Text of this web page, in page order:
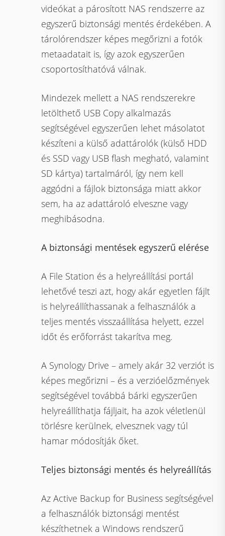
videókat a párosított NAS rendszerre az
egyszerű biztonsági mentés érdekében. A
tárolórendszer képes megőrizni a fotók
metaadatait is, így azok egyszerűen
csoportosíthatóvá válnak.
Mindezek mellett a NAS rendszerekre
letölthető USB Copy alkalmazás
segítségével egyszerűen lehet másolatot
készíteni a külső adattárolók (külső HDD
és SSD vagy USB flash megható, valamint
SD kártya) tartalmáról, így nem kell
aggódni a fájlok biztonsága miatt akkor
sem, ha az adattároló elveszne vagy
meghibásodna.
A biztonsági mentések egyszerű elérése
A File Station és a helyreállítási portál
lehetővé teszi azt, hogy akár egyetlen fájlt
is helyreállíthassanak a felhasználók a
teljes mentés visszaállítása helyett, ezzel
időt és erőforrást takarítva meg.
A Synology Drive – amely akár 32 verziót is
képes megőrizni – és a verzióelőzmények
segítségével továbbá bárki egyszerűen
helyreállíthatja fájljait, ha azok véletlenül
törlésre kerülnek, elvesznek vagy túl
hamar módosítják őket.
Teljes biztonsági mentés és helyreállítás
Az Active Backup for Business segítségével
a felhasználók biztonsági mentést
készíthetnek a Windows rendszerű